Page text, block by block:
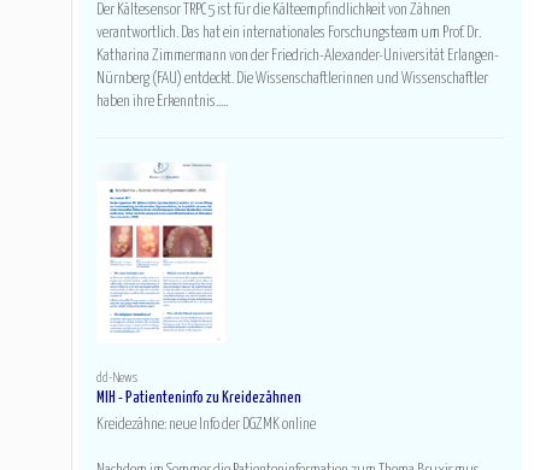
Der Kältesensor TRPC5 ist für die Kälteempfindlichkeit von Zähnen
verantwortlich. Das hat ein internationales Forschungsteam um Prof. Dr.
Katharina Zimmermann von der Friedrich-Alexander-Universität Erlangen-
Nürnberg (FAU) entdeckt. Die Wissenschaftlerinnen und Wissenschaftler
haben ihre Erkenntnis.....
dd-News
MIH - Patienteninfo zu Kreidezähnen
Kreidezähne: neue Info der DGZMK online